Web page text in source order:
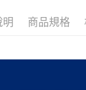
明 商品規格